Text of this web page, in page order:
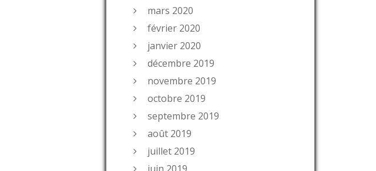
mars 2020
février 2020
janvier 2020
décembre 2019
novembre 2019
octobre 2019
septembre 2019
août 2019
juillet 2019